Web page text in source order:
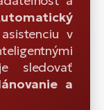
v
sledovať
a